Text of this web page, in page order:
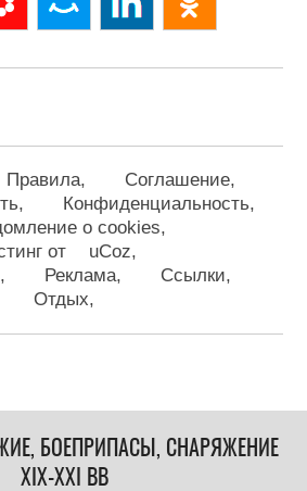
Правила
Соглашение
Конфиденциальность
о cookies
от
uCoz
Реклама
Ссылки
Отдых
БОЕПРИПАСЫ, СНАРЯЖЕНИЕ
XIX-XXI ВВ